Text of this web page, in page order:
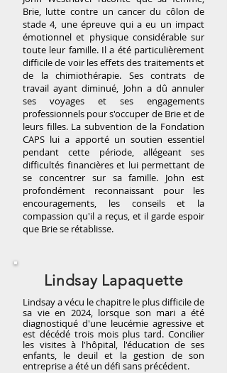
Brie, lutte contre un cancer du côlon de
stade 4, une épreuve qui a eu un impact
émotionnel et physique considérable sur
toute leur famille. Il a été particulièrement
difficile de voir les effets des traitements et
de la chimiothérapie. Ses contrats de
travail ayant diminué, John a dû annuler
ses voyages et ses engagements
professionnels pour s'occuper de Brie et de
leurs filles. La subvention de la Fondation
CAPS lui a apporté un soutien essentiel
pendant cette période, allégeant ses
difficultés financières et lui permettant de
se concentrer sur sa famille. John est
profondément reconnaissant pour les
encouragements, les conseils et la
compassion qu'il a reçus, et il garde espoir
que Brie se rétablisse.
Lindsay Lapaquette
Lindsay a vécu le chapitre le plus difficile de
sa vie en 2024, lorsque son mari a été
diagnostiqué d'une leucémie agressive et
est décédé trois mois plus tard. Concilier
les visites à l'hôpital, l'éducation de ses
enfants, le deuil et la gestion de son
entreprise a été un défi sans précédent.